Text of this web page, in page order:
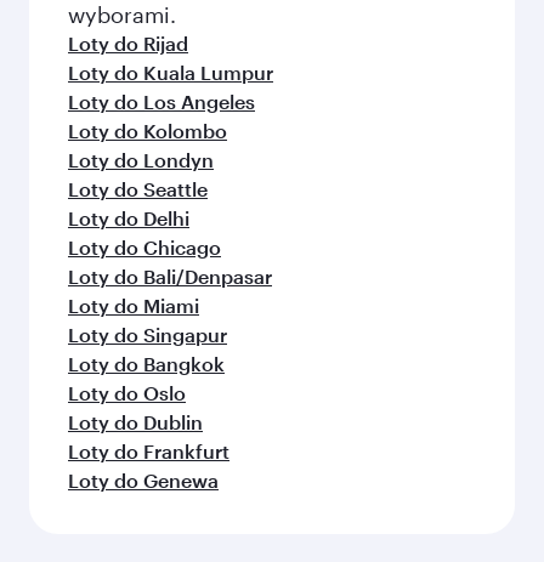
wyborami.
Loty do Rijad
Loty do Kuala Lumpur
Loty do Los Angeles
Loty do Kolombo
Loty do Londyn
Loty do Seattle
Loty do Delhi
Loty do Chicago
Loty do Bali/Denpasar
Loty do Miami
Loty do Singapur
Loty do Bangkok
Loty do Oslo
Loty do Dublin
Loty do Frankfurt
Loty do Genewa